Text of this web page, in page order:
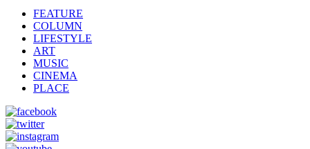
FEATURE
COLUMN
LIFESTYLE
ART
MUSIC
CINEMA
PLACE